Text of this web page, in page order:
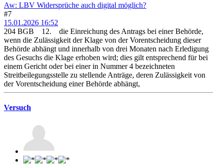
Aw: LBV Widersprüche auch digital möglich?
#7
15.01.2026 16:52
204 BGB 12. die Einreichung des Antrags bei einer Behörde,
wenn die Zulässigkeit der Klage von der Vorentscheidung dieser
Behörde abhängt und innerhalb von drei Monaten nach Erledigung
des Gesuchs die Klage erhoben wird; dies gilt entsprechend für bei
einem Gericht oder bei einer in Nummer 4 bezeichneten
Streitbeilegungsstelle zu stellende Anträge, deren Zulässigkeit von
der Vorentscheidung einer Behörde abhängt,
Versuch